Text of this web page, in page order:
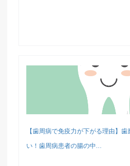
【歯周病で免疫力が下がる理由】
い！歯周病患者の腸の中...